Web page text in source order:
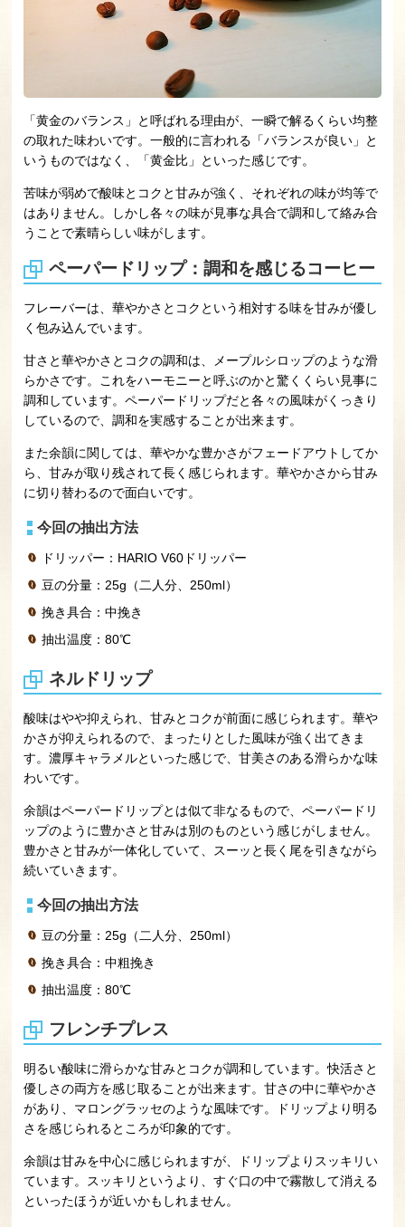
「黄金のバランス」と呼ばれる理由が、一瞬で解るくらい均整
の取れた味わいです。一般的に言われる「バランスが良い」と
いうものではなく、「黄金比」といった感じです。
苦味が弱めで酸味とコクと甘みが強く、それぞれの味が均等で
はありません。しかし各々の味が見事な具合で調和して絡み合
うことで素晴らしい味がします。
ペーパードリップ：調和を感じるコーヒー
フレーバーは、華やかさとコクという相対する味を甘みが優し
く包み込んでいます。
甘さと華やかさとコクの調和は、メープルシロップのような滑
らかさです。これをハーモニーと呼ぶのかと驚くくらい見事に
調和しています。ペーパードリップだと各々の風味がくっきり
しているので、調和を実感することが出来ます。
また余韻に関しては、華やかな豊かさがフェードアウトしてか
ら、甘みが取り残されて長く感じられます。華やかさから甘み
に切り替わるので面白いです。
今回の抽出方法
ドリッパー：HARIO V60ドリッパー
豆の分量：25g（二人分、250ml）
挽き具合：中挽き
抽出温度：80℃
ネルドリップ
酸味はやや抑えられ、甘みとコクが前面に感じられます。華や
かさが抑えられるので、まったりとした風味が強く出てきま
す。濃厚キャラメルといった感じで、甘美さのある滑らかな味
わいです。
余韻はペーパードリップとは似て非なるもので、ペーパードリ
ップのように豊かさと甘みは別のものという感じがしません。
豊かさと甘みが一体化していて、スーッと長く尾を引きながら
続いていきます。
今回の抽出方法
豆の分量：25g（二人分、250ml）
挽き具合：中粗挽き
抽出温度：80℃
フレンチプレス
明るい酸味に滑らかな甘みとコクが調和しています。快活さと
優しさの両方を感じ取ることが出来ます。甘さの中に華やかさ
があり、マロングラッセのような風味です。ドリップより明る
さを感じられるところが印象的です。
余韻は甘みを中心に感じられますが、ドリップよりスッキリい
ています。スッキリというより、すぐ口の中で霧散して消える
といったほうが近いかもしれません。